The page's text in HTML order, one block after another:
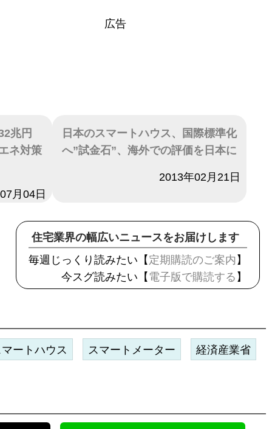
広告
兆円
ネ対策
月04日
日本のスマートハウス、国際標準化
へ”試金石”、海外での評価を日本に
2013年02月21日
住宅業界の幅広いニュースをお届けします
毎週じっくり読みたい【 定期購読のご案内 】
今スグ読みたい【 電子版で購読する 】
ートハウス スマートメーター 経済産業省